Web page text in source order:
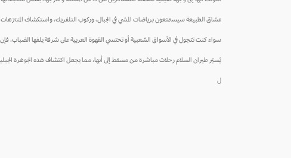
عشاق الطبيعة سيستمتعون برياضات المشي في الجبال، وركوب التلفريك، واستكشاف
سواء كنت تتجول في الأسواق الشعبية أو تحتسي القهوة العربية على شرفة يلفها الضباب،
يُسيّر طيران السلام رحلات مباشرة من مسقط إلى أبها، مما يجعل اكتشاف هذه الجوهرة
ل